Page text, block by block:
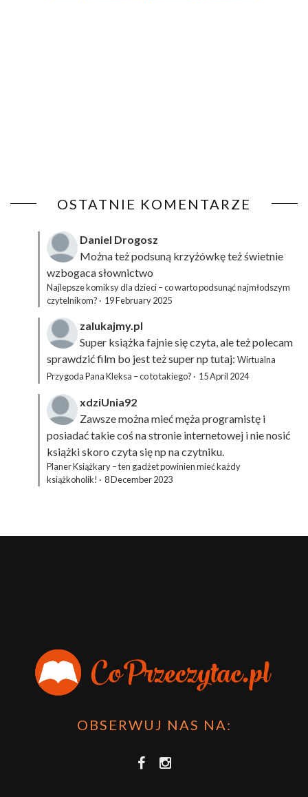
OSTATNIE KOMENTARZE
Daniel Drogosz
Można też podsuną krzyżówkęteż świetnie
wzbogaca słownictwo
Najlepsze komiksy dla dzieci – co warto podsunąć najmłodszym
czytelnikom? · 19 February 2025
zalukajmy.pl
Super książka fajnie się czyta, ale też polecam
sprawdzić film bo jest też super np tutaj: Wirtualna
Przygoda Pana Kleksa – co to takiego? · 15 April 2024
xdziUnia92
Zawsze można mieć męża programistę i
posiadać takie coś na stronie internetowej i nie nosić
książki skoro czyta się np na czytniku.
Planer Książkary – ten gadżet powinien mieć każdy
książkoholik! · 8 December 2023
OBSERWUJ NAS NA: